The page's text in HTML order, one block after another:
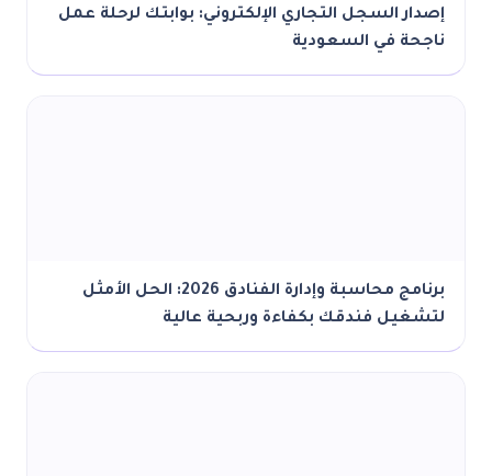
إصدار السجل التجاري الإلكتروني: بوابتك لرحلة عمل
ناجحة في السعودية
برنامج محاسبة وإدارة الفنادق 2026: الحل الأمثل
لتشغيل فندقك بكفاءة وربحية عالية